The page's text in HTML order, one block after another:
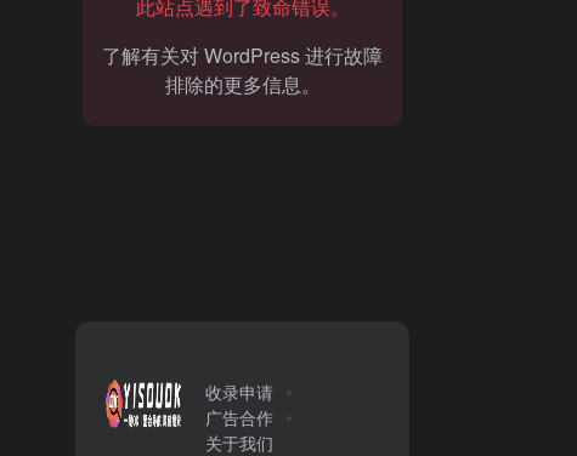
此站点遇到了致命错误。
了解有关对 WordPress 进行故障
排除的更多信息。
收录申请
广告合作
关于我们